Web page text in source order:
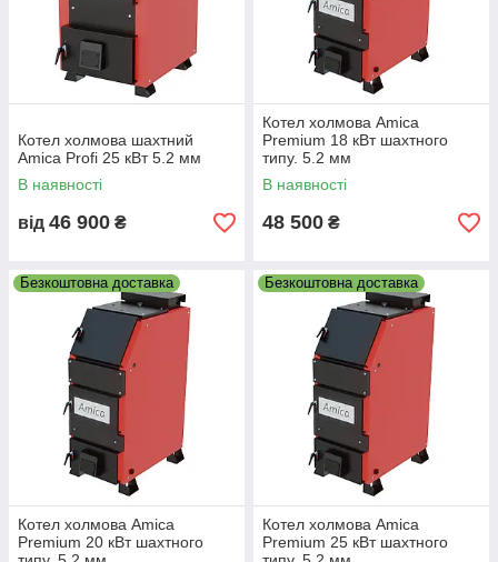
Котел холмова шахтний
Amica Profi 25 кВт 5.2 мм
В наявності
від 46 900 ₴
Котел холмова Amica
Premium 18 кВт шахтного
типу. 5.2 мм
В наявності
48 500 ₴
Безкоштовна доставка
Котел холмова Amica
Premium 20 кВт шахтного
Безкоштовна доставка
Котел холмова Amica
Premium 25 кВт шахтного